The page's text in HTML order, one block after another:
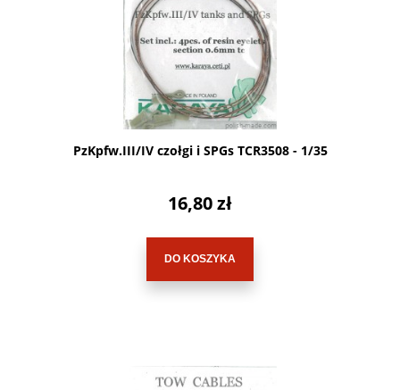
PzKpfw.III/IV czołgi i SPGs TCR3508 - 1/35
16,80 zł
DO KOSZYKA